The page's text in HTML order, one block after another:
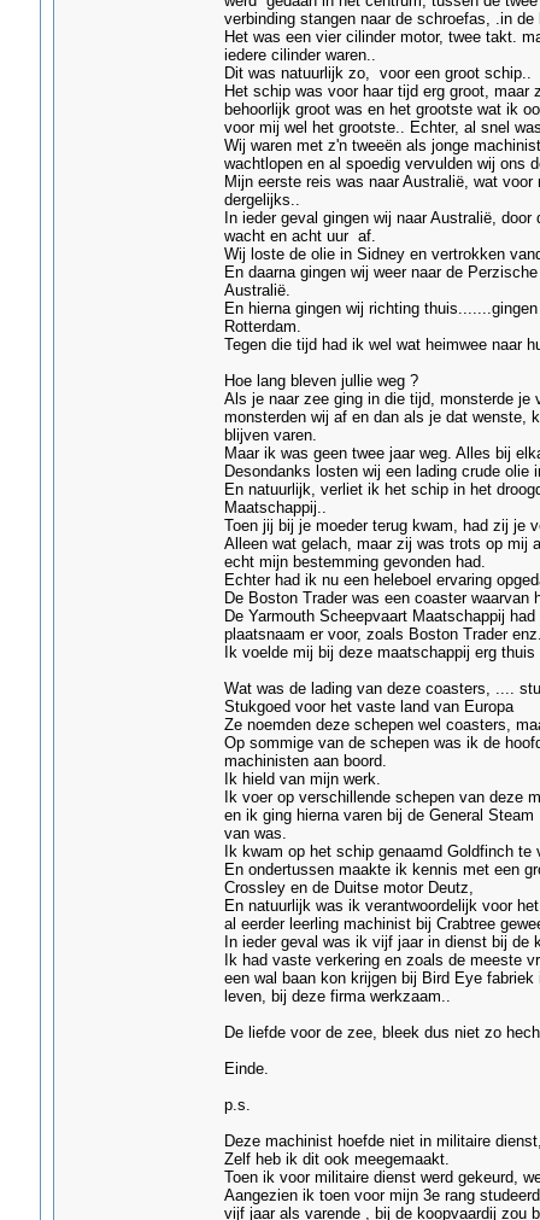
verbinding stangen naar de schroefas, .in
Het was een vier cilinder motor, twee takt.
iedere cilinder waren..
Dit was natuurlijk zo, voor een groot schip..
Het schip was voor haar tijd erg groot,
behoorlijk groot was en het grootste wat ik
voor mij wel het grootste.. Echter, al snel
Wij waren met z'n tweeën als jonge
wachtlopen en al spoedig vervulden wij ons
Mijn eerste reis was naar Australië, wat
dergelijks..
In ieder geval gingen wij naar Australië,
wacht en acht uur af.
Wij loste de olie in Sidney en vertrokken
En daarna gingen wij weer naar de
Australië.
En hierna gingen wij richting
Rotterdam.
Tegen die tijd had ik wel wat heimwee naar
Hoe lang bleven jullie weg ?
Als je naar zee ging in die tijd, monsterde je
monsterden wij af en dan als je dat wenste,
blijven varen.
Maar ik was geen twee jaar weg. Alles bij
Desondanks losten wij een lading crude olie
En natuurlijk, verliet ik het schip in het
Maatschappij..
Toen jij bij je moeder terug kwam, had zij je
Alleen wat gelach, maar zij was trots op mij
echt mijn bestemming gevonden had.
Echter had ik nu een heleboel ervaring
De Boston Trader was een coaster
De Yarmouth Scheepvaart Maatschappij
plaatsnaam er voor, zoals Boston Trader
Ik voelde mij bij deze maatschappij erg
Wat was de lading van deze coasters, ....
Stukgoed voor het vaste land van Europa
Ze noemden deze schepen wel coasters,
Op sommige van de schepen was ik de
machinisten aan boord.
Ik hield van mijn werk.
Ik voer op verschillende schepen van deze
en ik ging hierna varen bij de General
van was.
Ik kwam op het schip genaamd Goldfinch
En ondertussen maakte ik kennis met een
Crossley en de Duitse motor Deutz,
En natuurlijk was ik verantwoordelijk voor
al eerder leerling machinist bij Crabtree
In ieder geval was ik vijf jaar in dienst bij de
Ik had vaste verkering en zoals de meeste
een wal baan kon krijgen bij Bird Eye
leven, bij deze firma werkzaam..
De liefde voor de zee, bleek dus niet zo
Einde.
p.s.
Deze machinist hoefde niet in militaire
Zelf heb ik dit ook meegemaakt.
Toen ik voor militaire dienst werd gekeurd,
Aangezien ik toen voor mijn 3e rang
vijf jaar als varende , bij de koopvaardij zou